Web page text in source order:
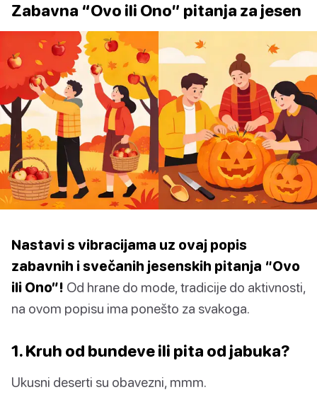
Zabavna “Ovo ili Ono” pitanja za jesen
Nastavi s vibracijama uz ovaj popis
zabavnih i svečanih jesenskih pitanja “Ovo
ili Ono”! Od hrane do mode, tradicije do aktivnosti,
na ovom popisu ima ponešto za svakoga.
1. Kruh od bundeve ili pita od jabuka?
Ukusni deserti su obavezni, mmm.